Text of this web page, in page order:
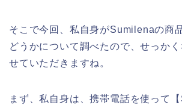
そこで今回、私自身がSumilenaの商
どうかについて調べたので、せっか
せていただきますね。
まず、私自身は、携帯電話を使って